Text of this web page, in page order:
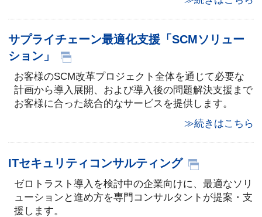
サプライチェーン最適化支援「SCMソリュー
ション」
お客様のSCM改革プロジェクト全体を通じて必要な
計画から導入展開、および導入後の問題解決支援まで
お客様に合った統合的なサービスを提供します。
≫続きはこちら
ITセキュリティコンサルティング
ゼロトラスト導入を検討中の企業向けに、最適なソリ
ューションと進め方を専門コンサルタントが提案・支
援します。